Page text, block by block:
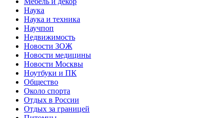
Наука
Наука и техника
Научпоп
Недвижимость
Новости ЗОЖ
Новости медицины
Новости Москвы
Ноутбуки и ПК
Общество
Около спорта
Отдых в России
Отдых за границей